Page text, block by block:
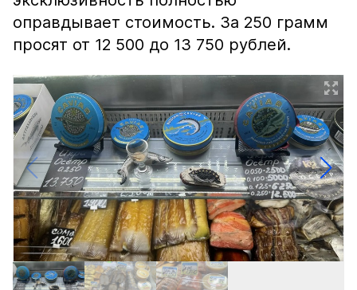
оправдывает стоимость. За 250 грамм
просят от 12 500 до 13 750 рублей.